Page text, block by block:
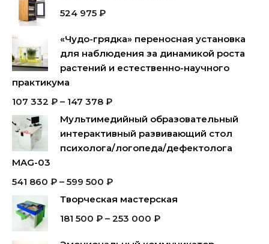
524 975 ₽
«Чудо-грядка» переносная установка
для наблюдения за динамикой роста
растений и естественно-научного
практикума
107 332 ₽ – 147 378 ₽
Мультимедийный образовательный
интерактивный развивающий стол
психолога/логопеда/дефектолога
MAG-03
541 860 ₽ – 599 500 ₽
Творческая мастерская
181 500 ₽ – 253 000 ₽